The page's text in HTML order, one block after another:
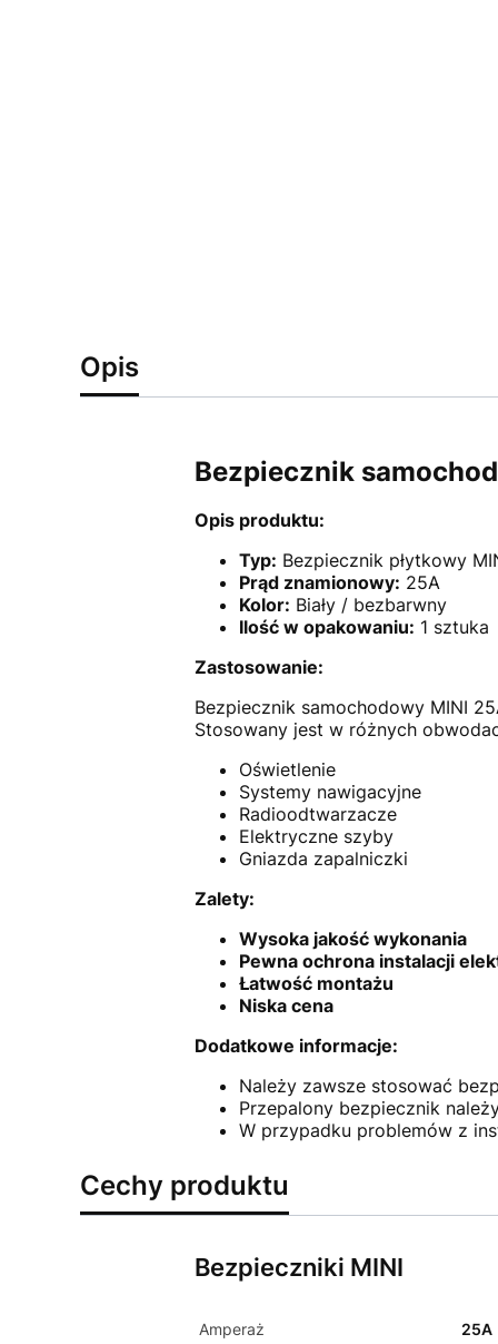
Opis
Bezpiecznik
Opis produktu:
Typ: Bezpiecznik płytkowy
Prąd znamionowy: 25A
Kolor: Biały / bezbarwny
Ilość w opakowaniu: 1 sztuka
Zastosowanie:
Bezpiecznik samochodowy MINI
Stosowany jest w różnych
Oświetlenie
Systemy nawigacyjne
Radioodtwarzacze
Elektryczne szyby
Gniazda zapalniczki
Zalety:
Wysoka jakość wykonania
Pewna ochrona instalacji
Łatwość montażu
Niska cena
Dodatkowe informacje:
Należy zawsze stosować
Przepalony bezpiecznik
W przypadku problemów z
Cechy produktu
Bezpieczniki MINI
Amperaż 25A